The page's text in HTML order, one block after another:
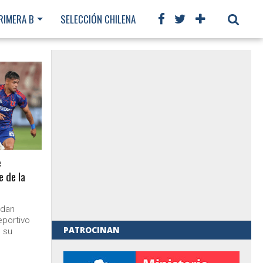
B SELECCIÓN CHILENA CHILENOS EN EL MUNDO
de la
su
PATROCINAN